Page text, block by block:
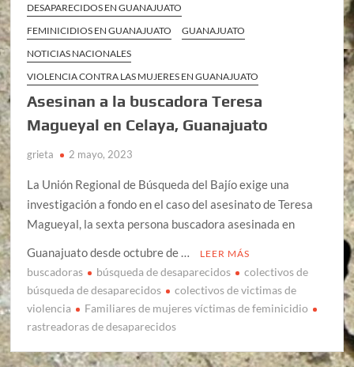
DESAPARECIDOS EN GUANAJUATO
FEMINICIDIOS EN GUANAJUATO
GUANAJUATO
NOTICIAS NACIONALES
VIOLENCIA CONTRA LAS MUJERES EN GUANAJUATO
Asesinan a la buscadora Teresa
Magueyal en Celaya, Guanajuato
grieta 2 mayo, 2023
La Unión Regional de Búsqueda del Bajío exige una
investigación a fondo en el caso del asesinato de Teresa
Magueyal, la sexta persona buscadora asesinada en
Guanajuato desde octubre de …
LEER MÁS
buscadoras búsqueda de desaparecidos
colectivos de
búsqueda de desaparecidos
colectivos de victimas de
violencia
Familiares de mujeres víctimas de feminicidio
rastreadoras de desaparecidos